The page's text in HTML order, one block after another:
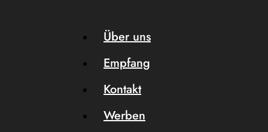
Über uns
Empfang
Kontakt
Werben